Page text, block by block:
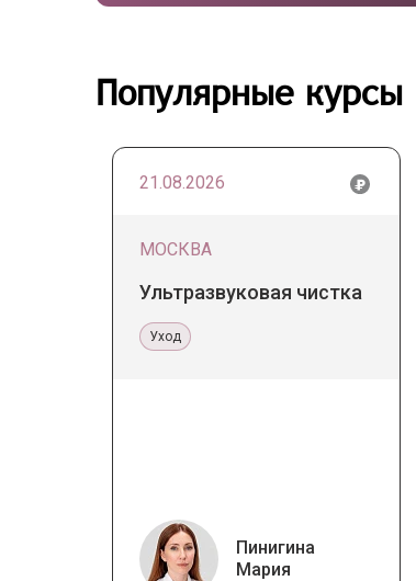
Популярные курсы
21.08.2026
МОСКВА
Ультразвуковая чистка
Уход
Пинигина
Мария